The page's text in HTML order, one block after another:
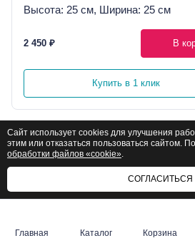
Высота: 25 см, Ширина: 25 см
2 450 ₽ В
Купить в 1 клик
Букет Лето с тобой
Высота: 50 см, Ширина: 35 см
3 700 ₽
Главная Каталог Корзина
Сайт использует cookies для улучшения
этим или отказаться пользоваться сайтом.
обработки файлов «cookie».
СОГЛАСИТЬСЯ